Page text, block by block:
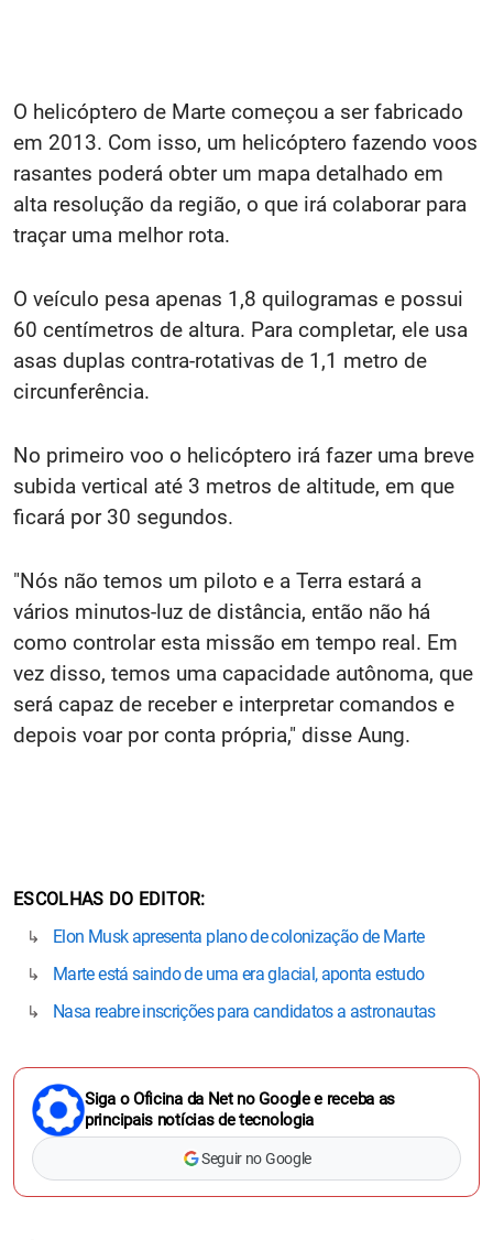
O helicóptero de Marte começou a ser fabricado
em 2013. Com isso, um helicóptero fazendo voos
rasantes poderá obter um mapa detalhado em
alta resolução da região, o que irá colaborar para
traçar uma melhor rota.
O veículo pesa apenas 1,8 quilogramas e possui
60 centímetros de altura. Para completar, ele usa
asas duplas contra-rotativas de 1,1 metro de
circunferência.
No primeiro voo o helicóptero irá fazer uma breve
subida vertical até 3 metros de altitude, em que
ficará por 30 segundos.
"Nós não temos um piloto e a Terra estará a
vários minutos-luz de distância, então não há
como controlar esta missão em tempo real. Em
vez disso, temos uma capacidade autônoma, que
será capaz de receber e interpretar comandos e
depois voar por conta própria," disse Aung.
ESCOLHAS DO EDITOR
Elon Musk apresenta plano de colonização de Marte
Marte está saindo de uma era glacial, aponta estudo
Nasa reabre inscrições para candidatos a astronautas
Siga o Oficina da Net no Google e receba as
principais notícias de tecnologia
Seguir no Google